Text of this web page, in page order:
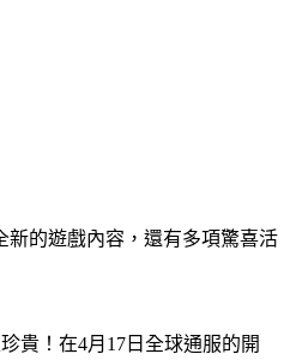
新的遊戲內容，還有多項驚喜活
貴！在4月17日全球通服的開